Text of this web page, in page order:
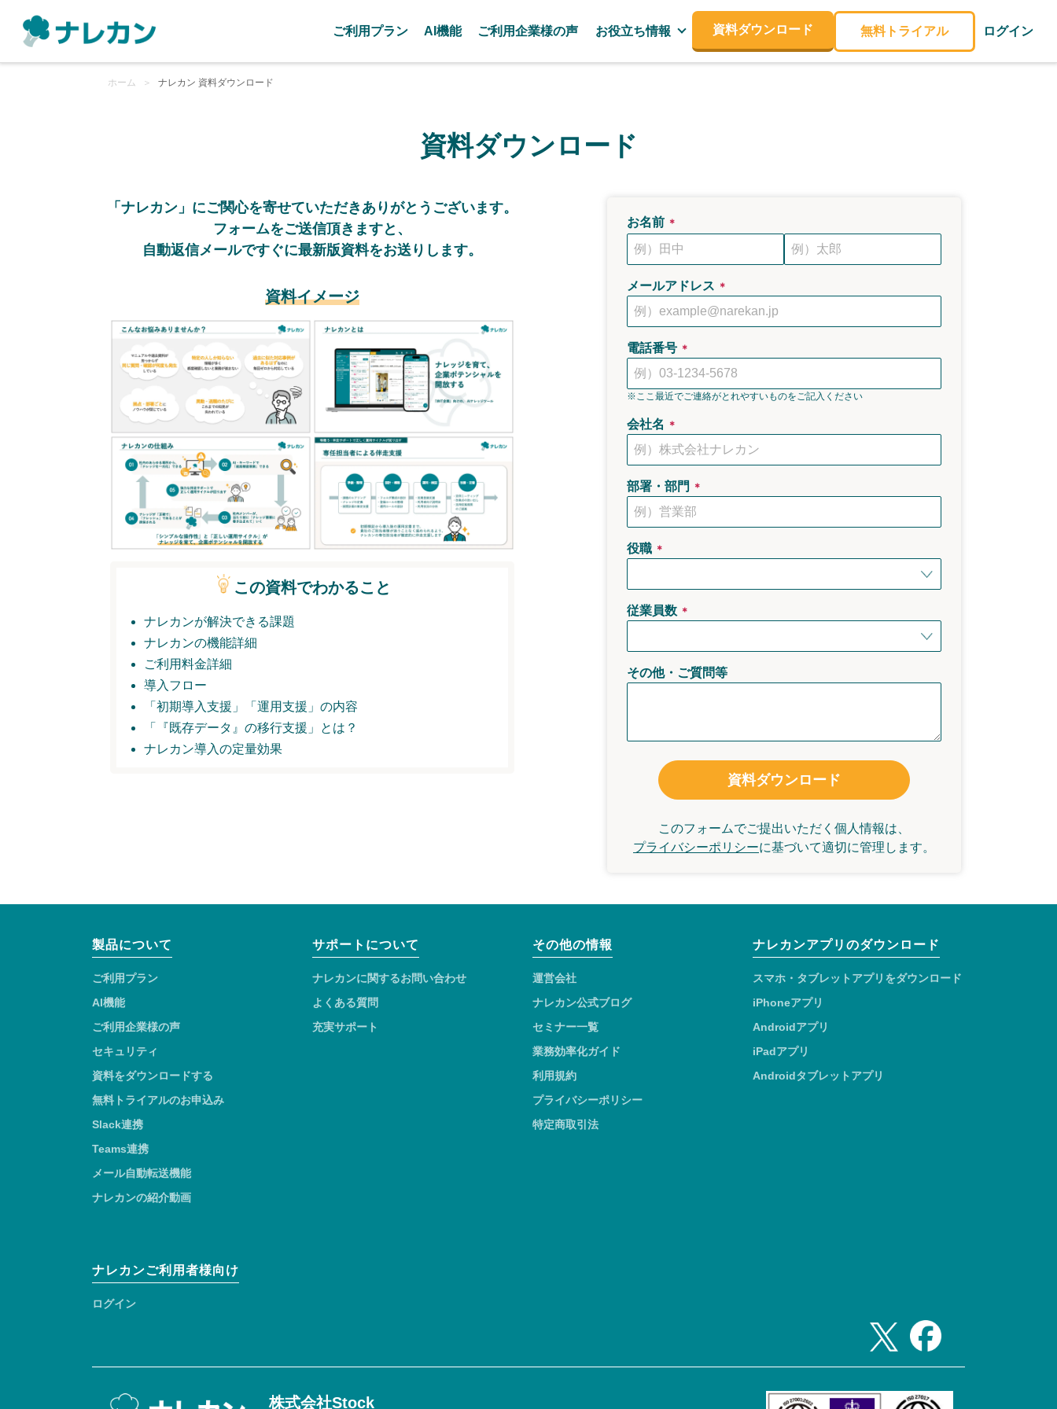
ご利用プラン AI機能 ご利用企業様の声 お役立ち情報 資料ダウンロード 無料トライアル ログイン
ホーム ＞ ナレカン 資料ダウンロード
資料ダウンロード
「ナレカン」にご関心を寄せていただき ありがとうございます。
フォームをご送信頂きますと、
自動返信メールですぐに最新版資料をお送りします。
資料イメージ
この資料でわかること
ナレカンが解決できる課題
ナレカンの機能詳細
ご利用料金詳細
導入フロー
「初期導入支援」
「運用支援」の内容
「『既存データ』の移行支援」とは？
ナレカン導入の定量効果
お名前 ＊
メールアドレス ＊
電話番号 ＊
※ここ最近でご連絡がとれやすいものをご記入ください
会社名 ＊
部署・部門 ＊
役職 ＊
従業員数 ＊
その他・ご質問等
資料ダウンロード
このフォームでご提出いただく個人情報は、
プライバシーポリシーに基づいて適切に管理します。
製品について
ご利用プラン
AI機能
ご利用企業様の声
セキュリティ
資料をダウンロードする
無料トライアルのお申込み
Slack連携
Teams連携
メール自動転送機能
ナレカンの紹介動画
サポートについて
ナレカンに関するお問い合わせ
よくある質問
充実サポート
その他の情報
運営会社
ナレカン公式ブログ
セミナー一覧
業務効率化ガイド
利用規約
プライバシーポリシー
特定商取引法
ナレカンアプリのダウンロード
スマホ・タブレットアプリをダウンロード
iPhoneアプリ
Androidアプリ
iPadアプリ
Androidタブレットアプリ
ナレカンご利用者様向け
ログイン
株式会社Stock